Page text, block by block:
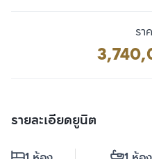
รา
รายละเอียดยูนิต